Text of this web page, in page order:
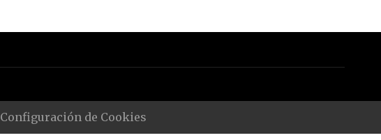
Configuración de Cookies